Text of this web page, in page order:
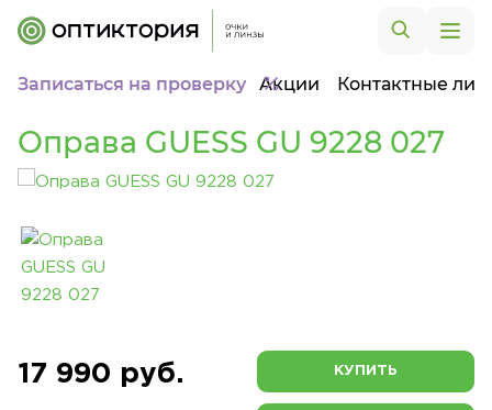
Записаться на проверку Акции Контактные
Оправа GUESS GU 9228 027
17 990 руб. КУПИТЬ